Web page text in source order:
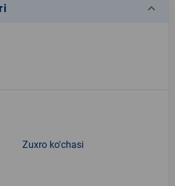
keyboard_arrow_down
Zuxro ko'chasi